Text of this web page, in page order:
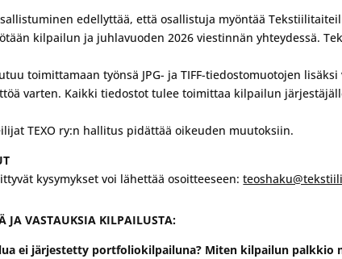
edellyttää, että osallistuja myöntää
kilpailun ja juhlavuoden 2026 viestinnän yhteydessä.
toimittamaan työnsä JPG- ja TIFF-tiedostomuotojen
varten. Kaikki tiedostot tulee toimittaa kilpailun
TEXO ry:n hallitus pidättää oikeuden muutoksiin.
kysymykset voi lähettää osoitteeseen:
JA VASTAUKSIA KILPAILUSTA:
ei järjestetty portfoliokilpailuna? Miten kilpailun palkkio